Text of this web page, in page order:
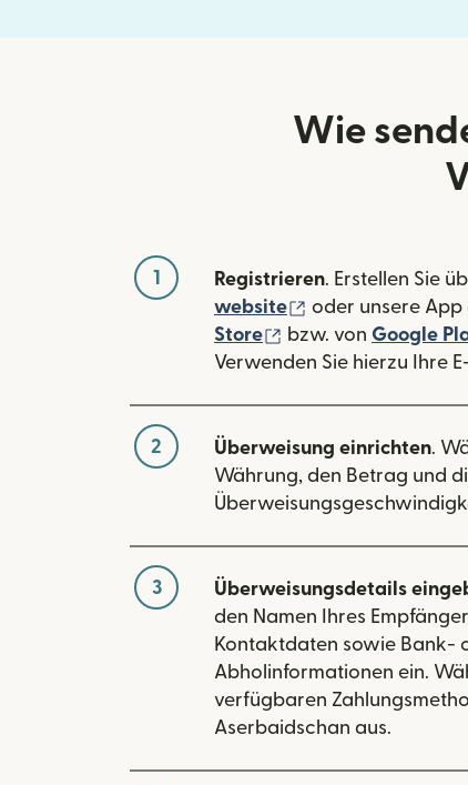
Wie
1 Registrieren. Erstellen Sie
website
(wird in einem
oder unsere App
Store
(wird in einem
bzw. von Google
Verwenden Sie hierzu Ihre
2 Überweisung einrichten.
Währung, den Betrag und
3 Überweisungsdetails
den Namen Ihres
Kontaktdaten sowie Bank-
Abholinformationen ein.
verfügbaren
Aserbaidschan aus.